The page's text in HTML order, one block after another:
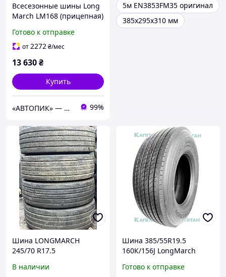
Всесезонные шины Long
March LM168 (прицепная)
Готово к отправке
от2272₴/мес
13 630₴
Купить
«АВТОПИК» — ИНТЕРНЕТ МАГАЗИН АВТОТОВАРОВ 99%
5м EN3853FM35 оригинал
385x295x310 мм
Шина LONGMARCH
245/70 R17.5
В наличии
Шина 385/55R19.5
160К/156J LongMarch
Готово к отправке